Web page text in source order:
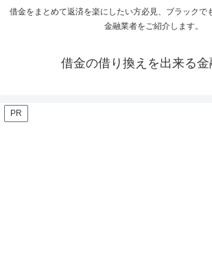
借金をまとめて返済を楽にしたい方必見、ブラックで
金融業者をご紹介します。
借金の借り換えを出来る
PR